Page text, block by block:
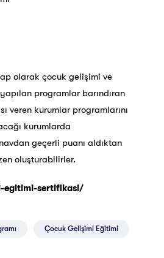
olarak çocuk gelişimi ve
programlar barındıran
veren kurumlar programlarını
kurumlarda
geçerli puanı aldıktan
oluşturabilirler.
egitimi-sertifikasi/
Çocuk Gelişimi Eğitimi